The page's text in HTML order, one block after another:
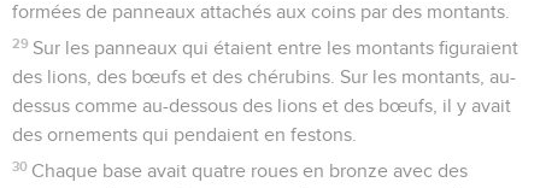
formées de panneaux attachés aux coins par des montants.
29 Sur les panneaux qui étaient entre les montants figuraient
des lions, des bœufs et des chérubins. Sur les montants, au-
dessus comme au-dessous des lions et des bœufs, il y avait
des ornements qui pendaient en festons.
30 Chaque base avait quatre roues en bronze avec des